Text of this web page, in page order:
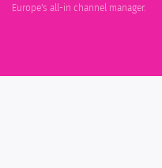
Europe's all-in channel manager.